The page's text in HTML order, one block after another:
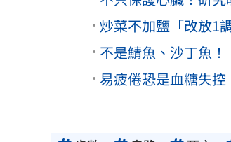
炒菜不加鹽「改放1
不是鯖魚、沙丁魚
易疲倦恐是血糖失